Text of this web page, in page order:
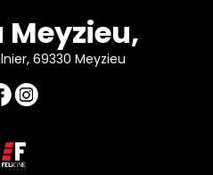
69330 Meyzieu